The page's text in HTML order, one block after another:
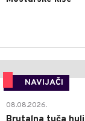
NAVIJAČI
08.08.2026.